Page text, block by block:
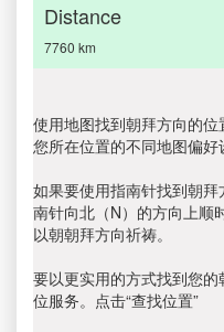
Distance
7760 km
使用地图找到朝拜方向的
您所在位置的不同地图偏好
如果要使用指南针找到朝
南针向北（N）的方向上顺
以朝朝拜方向祈祷。
要以更实用的方式找到您
位服务。点击“查找位置”